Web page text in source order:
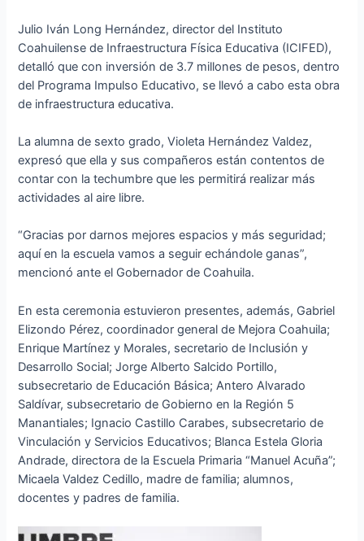
Julio Iván Long Hernández, director del Instituto
Coahuilense de Infraestructura Física Educativa (ICIFED),
detalló que con inversión de 3.7 millones de pesos, dentro
del Programa Impulso Educativo, se llevó a cabo esta obra
de infraestructura educativa.
La alumna de sexto grado, Violeta Hernández Valdez,
expresó que ella y sus compañeros están contentos de
contar con la techumbre que les permitirá realizar más
actividades al aire libre.
“Gracias por darnos mejores espacios y más seguridad;
aquí en la escuela vamos a seguir echándole ganas”,
mencionó ante el Gobernador de Coahuila.
En esta ceremonia estuvieron presentes, además, Gabriel
Elizondo Pérez, coordinador general de Mejora Coahuila;
Enrique Martínez y Morales, secretario de Inclusión y
Desarrollo Social; Jorge Alberto Salcido Portillo,
subsecretario de Educación Básica; Antero Alvarado
Saldívar, subsecretario de Gobierno en la Región 5
Manantiales; Ignacio Castillo Carabes, subsecretario de
Vinculación y Servicios Educativos; Blanca Estela Gloria
Andrade, directora de la Escuela Primaria “Manuel Acuña”;
Micaela Valdez Cedillo, madre de familia; alumnos,
docentes y padres de familia.